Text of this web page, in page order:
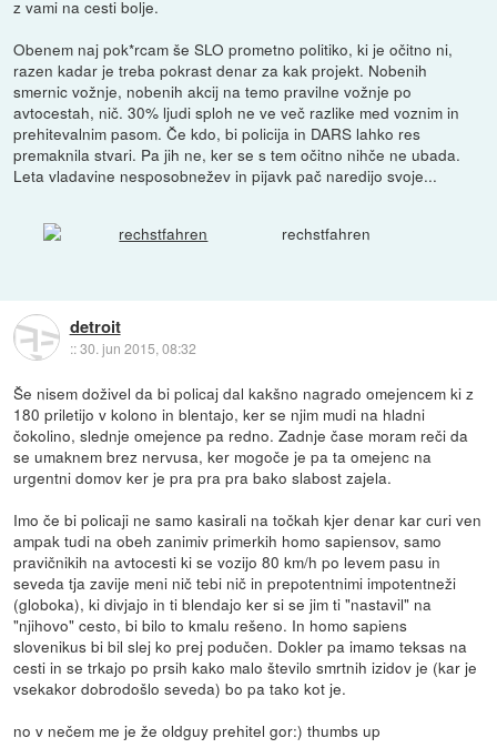
z vami na cesti bolje.
Obenem naj pok*rcam še SLO prometno politiko, ki je očitno ni,
razen kadar je treba pokrast denar za kak projekt. Nobenih
smernic vožnje, nobenih akcij na temo pravilne vožnje po
avtocestah, nič. 30% ljudi sploh ne ve več razlike med voznim in
prehitevalnim pasom. Če kdo, bi policija in DARS lahko res
premaknila stvari. Pa jih ne, ker se s tem očitno nihče ne ubada.
Leta vladavine nesposobnežev in pijavk pač naredijo svoje...
rechstfahren
detroit
::30. jun 2015, 08:32
Še nisem doživel da bi policaj dal kakšno nagrado omejencem ki z
180 priletijo v kolono in blentajo, ker se njim mudi na hladni
čokolino, slednje omejence pa redno. Zadnje čase moram reči da
se umaknem brez nervusa, ker mogoče je pa ta omejenc na
urgentni domov ker je pra pra pra bako slabost zajela.
Imo če bi policaji ne samo kasirali na točkah kjer denar kar curi ven
ampak tudi na obeh zanimiv primerkih homo sapiensov, samo
pravičnikih na avtocesti ki se vozijo 80 km/h po levem pasu in
seveda tja zavije meni nič tebi nič in prepotentnimi impotentneži
(globoka), ki divjajo in ti blendajo ker si se jim ti "nastavil" na
"njihovo" cesto, bi bilo to kmalu rešeno. In homo sapiens
slovenikus bi bil slej ko prej podučen. Dokler pa imamo teksas na
cesti in se trkajo po prsih kako malo število smrtnih izidov je (kar je
vsekakor dobrodošlo seveda) bo pa tako kot je.
no v nečem me je že oldguy prehitel gor:) thumbs up